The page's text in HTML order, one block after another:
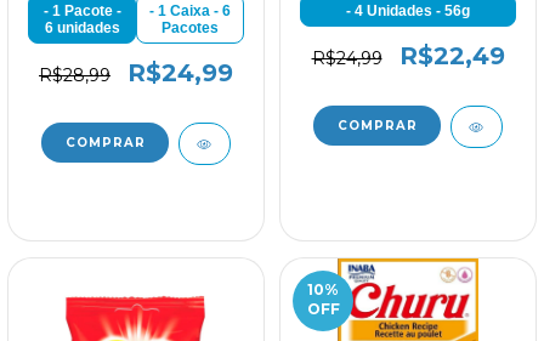
- 1 Pacote -
6 unidades
- 1 Caixa - 6
Pacotes
R$28,99 R$24,99
- 4 Unidades - 56g
R$24,99 R$22,49
10%
OFF